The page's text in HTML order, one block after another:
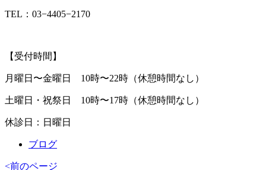
TEL：03−4405−2170
【受付時間】
月曜日〜金曜日 10時〜22時（休憩時間なし）
土曜日・祝祭日 10時〜17時（休憩時間なし）
休診日：日曜日
ブログ
<前のページ